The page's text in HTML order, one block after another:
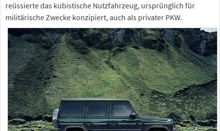
reüssierte das kubistische Nutzfahrzeug, ursprünglich für
militärische Zwecke konzipiert, auch als privater PKW.